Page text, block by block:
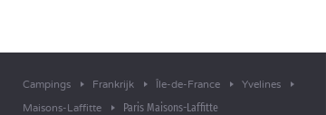
Campings Frankrijk Île-de-France
Yvelines
Maisons-Laffitte
Paris Maisons-Laffitte